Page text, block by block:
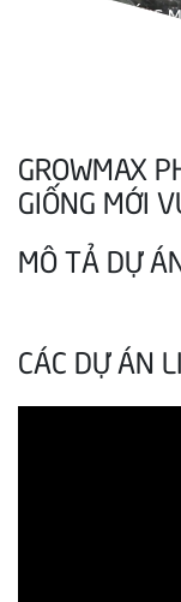
GROWMAX
GIỐNG MỚI
MÔ TẢ DỰ
CÁC DỰ ÁN